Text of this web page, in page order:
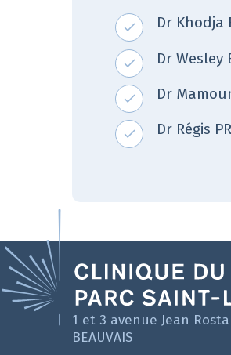
Dr Khodja
Dr Wesley
Dr
Dr Régis
1 et 3 avenue Jean
BEAUVAIS